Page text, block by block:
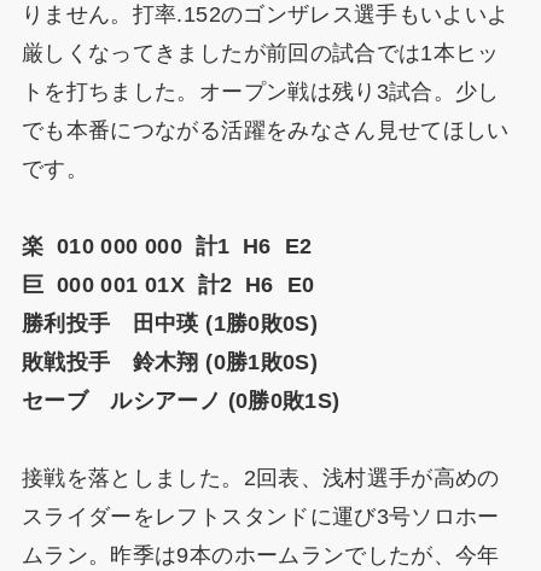
りません。打率.152のゴンザレス選手もいよいよ
厳しくなってきましたが前回の試合では1本ヒッ
トを打ちました。オープン戦は残り3試合。少し
でも本番につながる活躍をみなさん見せてほしい
です。
楽 010 000 000 計1 H6 E2
巨 000 001 01X 計2 H6 E0
勝利投手 田中瑛 (1勝0敗0S)
敗戦投手 鈴木翔 (0勝1敗0S)
セーブ ルシアーノ (0勝0敗1S)
接戦を落としました。2回表、浅村選手が高めの
スライダーをレフトスタンドに運び3号ソロホー
ムラン。昨季は9本のホームランでしたが、今年